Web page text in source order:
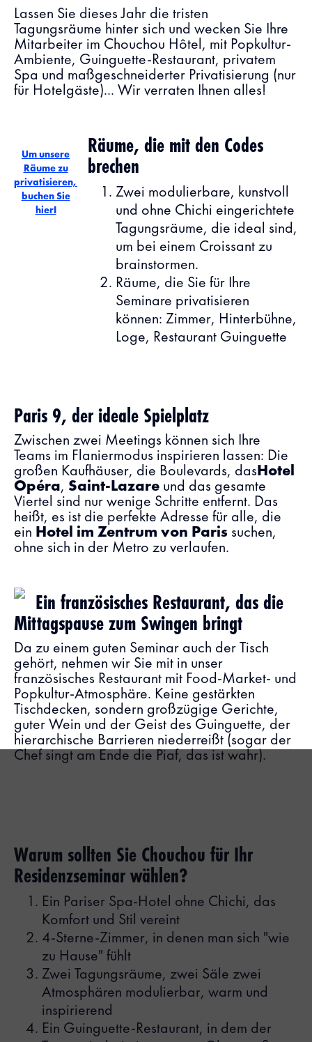
Lassen Sie dieses Jahr die tristen
Tagungsräume hinter sich und wecken Sie Ihre
Mitarbeiter im Chouchou Hôtel, mit Popkultur-
Ambiente, Guinguette-Restaurant, privatem
Spa und maßgeschneiderter Privatisierung (nur
für Hotelgäste)... Wir verraten Ihnen alles!
Um unsere
Räume zu
privatisieren,
buchen Sie
hierI
Räume, die mit den Codes
brechen
Zwei modulierbare, kunstvoll
und ohne Chichi eingerichtete
Tagungsräume, die ideal sind,
um bei einem Croissant zu
brainstormen.
Räume, die Sie für Ihre
Seminare privatisieren
können: Zimmer, Hinterbühne,
Loge, Restaurant Guinguette
Paris 9, der ideale Spielplatz
Zwischen zwei Meetings können sich Ihre
Teams im Flaniermodus inspirieren lassen: Die
großen Kaufhäuser, die Boulevards, das Hotel
Opéra, Saint-Lazare und das gesamte
Viertel sind nur wenige Schritte entfernt. Das
heißt, es ist die perfekte Adresse für alle, die
ein Hotel im Zentrum von Paris suchen,
ohne sich in der Metro zu verlaufen.
Ein französisches Restaurant, das die
Mittagspause zum Swingen bringt
Da zu einem guten Seminar auch der Tisch
gehört, nehmen wir Sie mit in unser
französisches Restaurant mit Food-Market- und
Popkultur-Atmosphäre. Keine gestärkten
Tischdecken, sondern großzügige Gerichte,
guter Wein und der Geist des Guinguette, der
hierarchische Barrieren niederreißt (sogar der
Chef singt am Ende die Piaf, das ist wahr).
Warum sollten Sie Chouchou für Ihr
Residenzseminar wählen?
Ein Pariser Spa-Hotel ohne Chichi, das
Komfort und Stil vereint
4-Sterne-Zimmer, in denen man sich "wie
zu Hause" fühlt
Zwei Tagungsräume, zwei Säle zwei
Atmosphären modulierbar, warm und
inspirierend
Ein Guinguette-Restaurant, in dem der